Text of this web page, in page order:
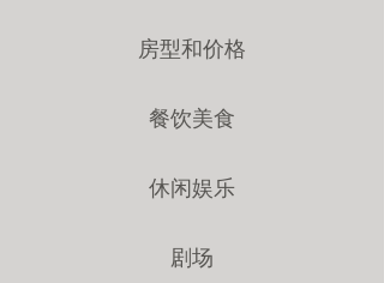
房型和价格
餐饮美食
休闲娱乐
剧场